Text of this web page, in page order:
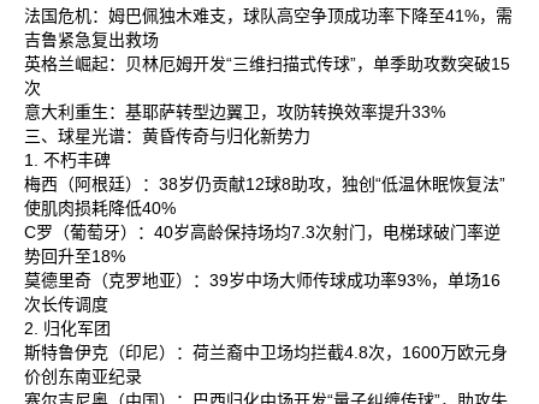
法国危机‌：姆巴佩独木难支，球队高空争顶成功率下降至41%，需
吉鲁紧急复出救场‌
英格兰崛起‌：贝林厄姆开发“三维扫描式传球”，单季助攻数突破15
次‌
意大利重生‌：基耶萨转型边翼卫，攻防转换效率提升33%‌
三、球星光谱：黄昏传奇与归化新势力
1. 不朽丰碑
梅西‌（阿根廷）：38岁仍贡献12球8助攻，独创“低温休眠恢复法”
使肌肉损耗降低40%‌
C罗‌（葡萄牙）：40岁高龄保持场均7.3次射门，电梯球破门率逆
势回升至18%‌
莫德里奇‌（克罗地亚）：39岁中场大师传球成功率93%，单场16
次长传调度‌
2. 归化军团
斯特鲁伊克‌（印尼）：荷兰裔中卫场均拦截4.8次，1600万欧元身
价创东南亚纪录‌